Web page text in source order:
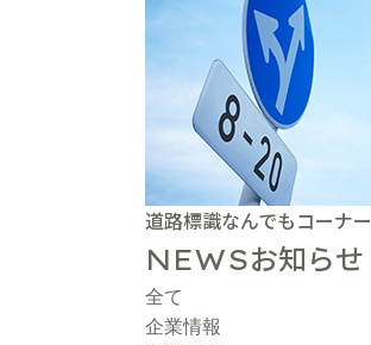
道路標識なんでもコーナー
NEWSお知らせ
全て
企業情報